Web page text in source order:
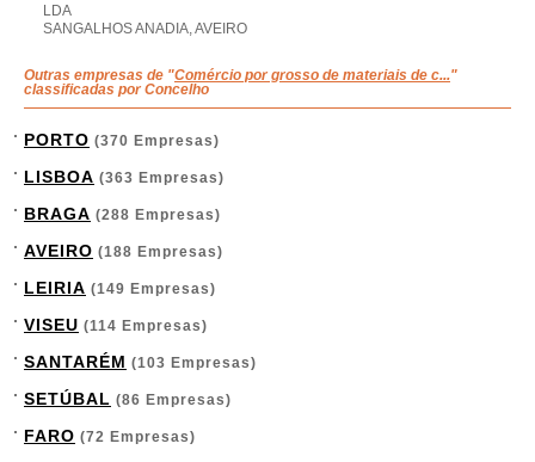
LDA
SANGALHOS ANADIA, AVEIRO
Outras empresas de "Comércio por grosso de materiais de c..."
classificadas por Concelho
PORTO (370 Empresas)
LISBOA (363 Empresas)
BRAGA (288 Empresas)
AVEIRO (188 Empresas)
LEIRIA (149 Empresas)
VISEU (114 Empresas)
SANTARÉM (103 Empresas)
SETÚBAL (86 Empresas)
FARO (72 Empresas)